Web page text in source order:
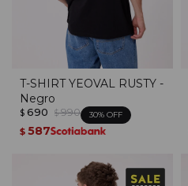
T-SHIRT YEOVAL RUSTY -
Negro
$ 690 $ 990 30
$ 587